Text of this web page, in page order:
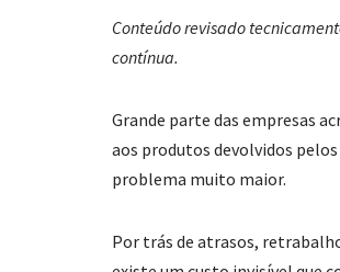
Conteúdo revisado
contínua.
Grande parte das empresas
aos produtos devolvidos
problema muito maior.
Por trás de atrasos,